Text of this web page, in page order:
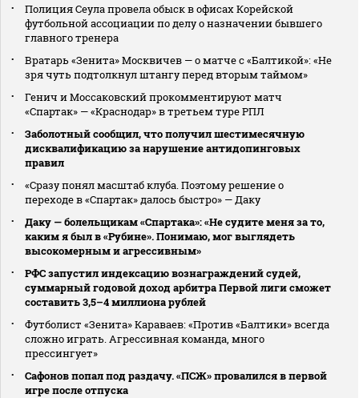
Полиция Сеула провела обыск в офисах Корейской
футбольной ассоциации по делу о назначении бывшего
главного тренера
Вратарь «Зенита» Москвичев — о матче с «Балтикой»: «Не
зря чуть подтолкнул штангу перед вторым таймом»
Генич и Моссаковский прокомментируют матч
«Спартак» — «Краснодар» в третьем туре РПЛ
Заболотный сообщил, что получил шестимесячную
дисквалификацию за нарушение антидопинговых
правил
«Сразу понял масштаб клуба. Поэтому решение о
переходе в «Спартак» далось быстро» — Даку
Даку — болельщикам «Спартака»: «Не судите меня за то,
каким я был в «Рубине». Понимаю, мог выглядеть
высокомерным и агрессивным»
РФС запустил индексацию вознаграждений судей,
суммарный годовой доход арбитра Первой лиги сможет
составить 3,5–4 миллиона рублей
Футболист «Зенита» Караваев: «Против «Балтики» всегда
сложно играть. Агрессивная команда, много
прессингует»
Сафонов попал под раздачу. «ПСЖ» провалился в первой
игре после отпуска